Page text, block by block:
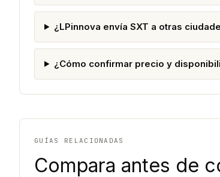
¿LPinnova envía SXT a otras
¿Cómo confirmar precio y
GUÍAS RELACIONADAS
Compara antes de